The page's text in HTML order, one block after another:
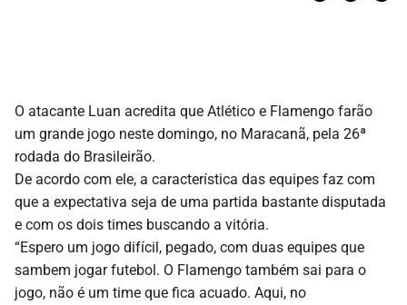
O atacante Luan acredita que Atlético e Flamengo farão
um grande jogo neste domingo, no Maracanã, pela 26ª
rodada do Brasileirão.
De acordo com ele, a característica das equipes faz com
que a expectativa seja de uma partida bastante disputada
e com os dois times buscando a vitória.
“Espero um jogo difícil, pegado, com duas equipes que
sambem jogar futebol. O Flamengo também sai para o
jogo, não é um time que fica acuado. Aqui, no